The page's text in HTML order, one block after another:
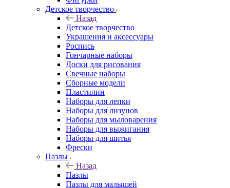
Детское творчество
Назад
Детское творчество
Украшения и аксессуары
Роспись
Гончарные наборы
Доски для рисования
Свечные наборы
Сборные модели
Пластилин
Наборы для лепки
Наборы для лизунов
Наборы для мыловарения
Наборы для выжигания
Наборы для шитья
Фрески
Пазлы
Назад
Пазлы
Пазлы для малышей